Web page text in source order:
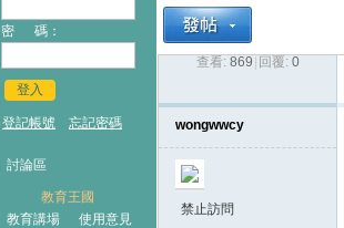
密 碼：
登入
登記帳號 忘記密碼
討論區
教育王國
教育講場
使用意見
›
查看: 869 回覆: 0
wongwwcy
禁止訪問